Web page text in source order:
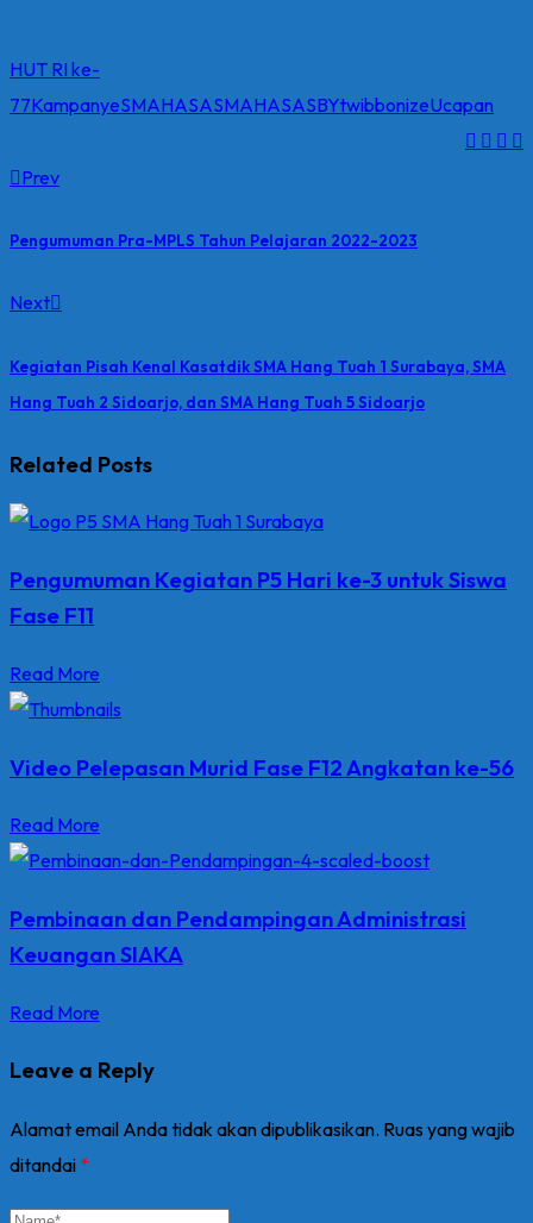
HUT RI ke-
77KampanyeSMAHASASMAHASASBYtwibbonizeUcapan
Prev
Pengumuman Pra-MPLS Tahun Pelajaran 2022-2023
Next
Kegiatan Pisah Kenal Kasatdik SMA Hang Tuah 1 Surabaya, SMA
Hang Tuah 2 Sidoarjo, dan SMA Hang Tuah 5 Sidoarjo
Related Posts
Pengumuman Kegiatan P5 Hari ke-3 untuk Siswa
Fase F11
Read More
Video Pelepasan Murid Fase F12 Angkatan ke-56
Read More
Pembinaan dan Pendampingan Administrasi
Keuangan SIAKA
Read More
Leave a Reply
Alamat email Anda tidak akan dipublikasikan. Ruas yang wajib
ditandai *